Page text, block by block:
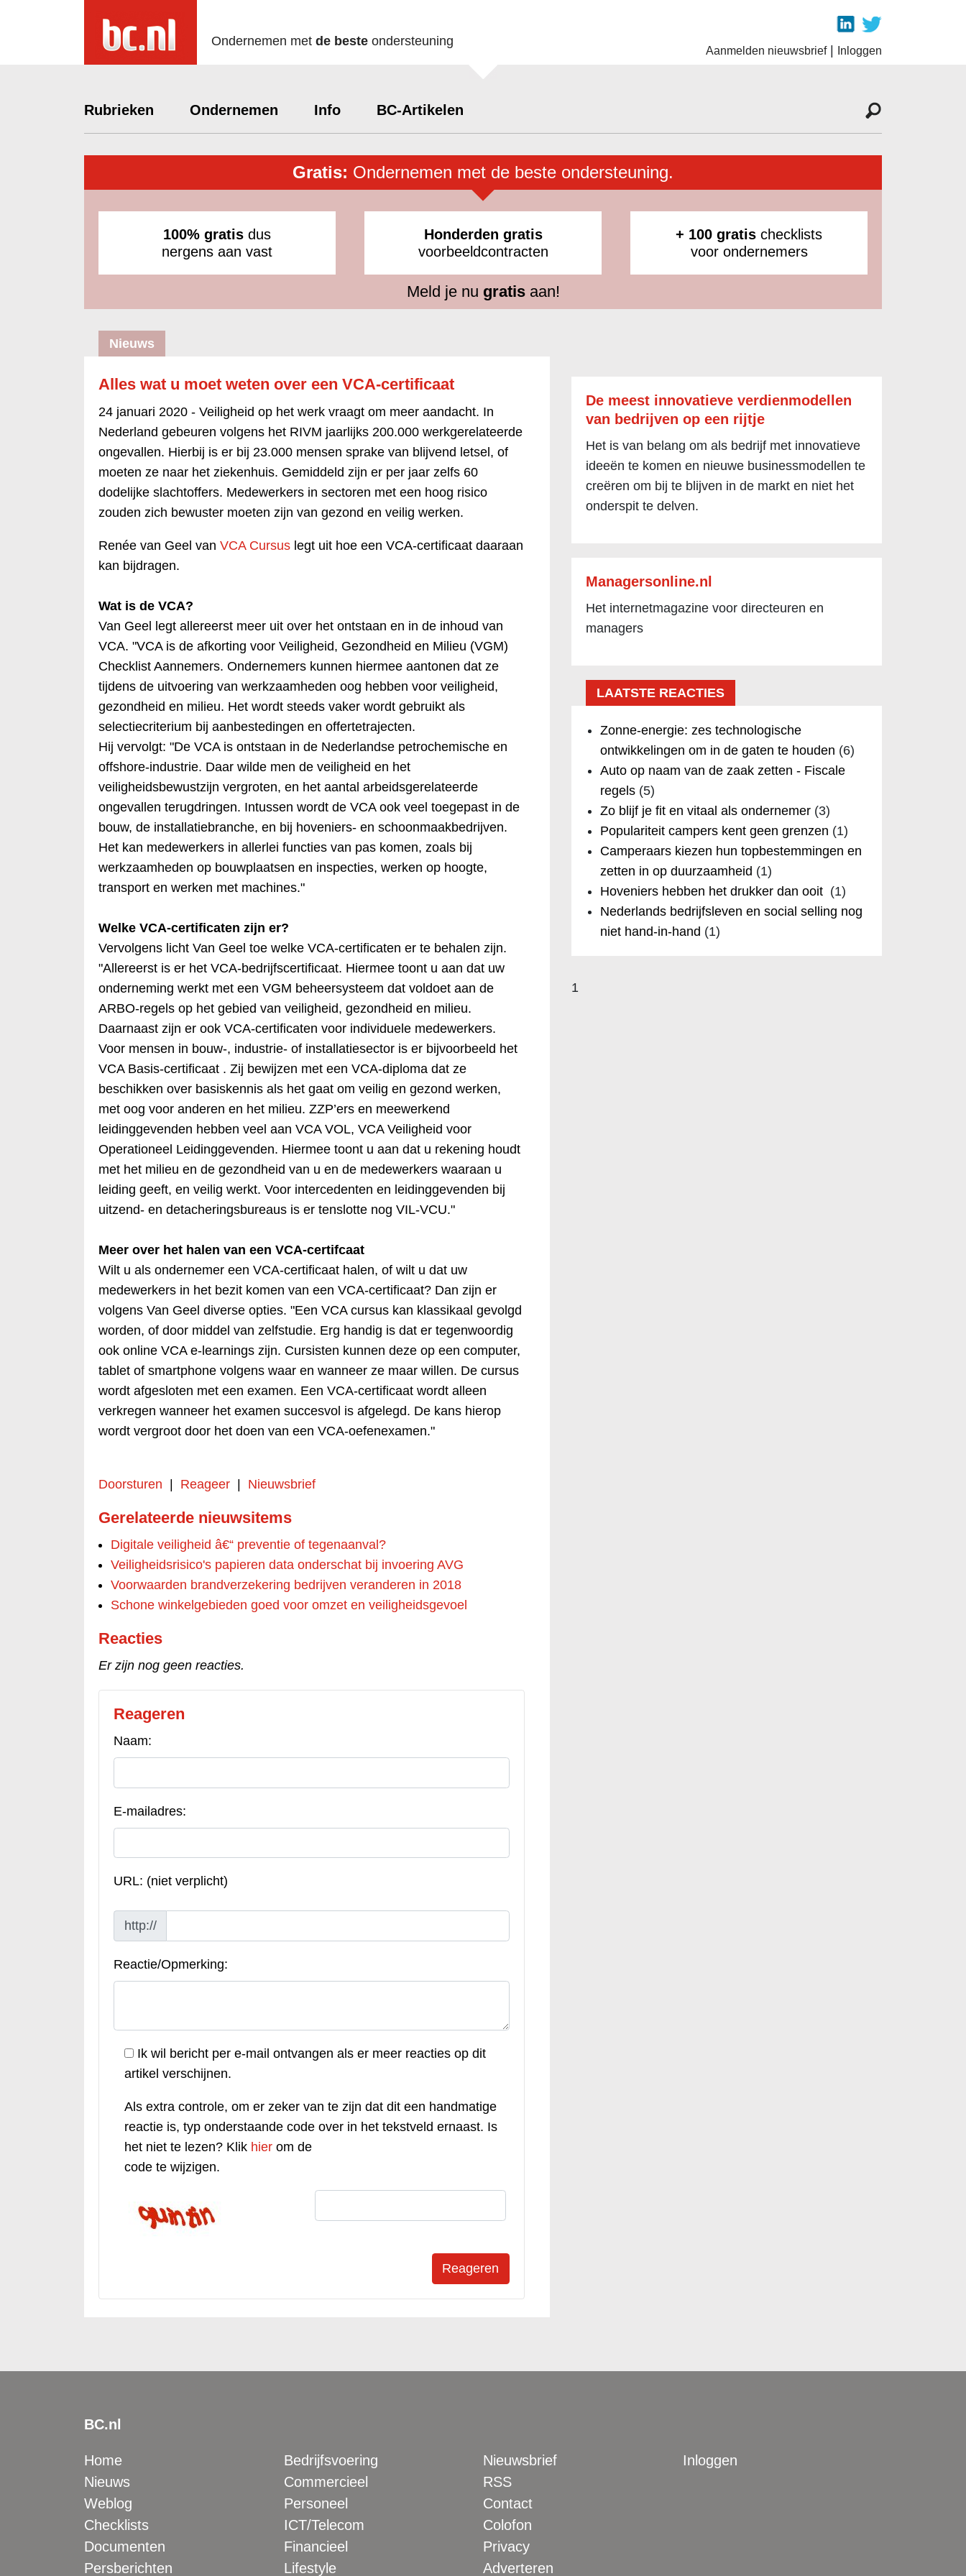
Ondernemen met de beste ondersteuning
Aanmelden nieuwsbrief| Inloggen
Rubrieken Ondernemen Info BC-Artikelen
Gratis: Ondernemen met de beste ondersteuning.
100% gratis dus
nergens aan vast
Honderden gratis
voorbeeldcontracten
+ 100 gratis checklists
voor ondernemers
Meld je nu gratisaan!
Nieuws
Alles wat u moet weten over een VCA-certificaat
24 januari 2020 - Veiligheid op het werk vraagt om meer aandacht. In
Nederland gebeuren volgens het RIVM jaarlijks 200.000 werkgerelateerde
ongevallen. Hierbij is er bij 23.000 mensen sprake van blijvend letsel, of
moeten ze naar het ziekenhuis. Gemiddeld zijn er per jaar zelfs 60
dodelijke slachtoffers. Medewerkers in sectoren met een hoog risico
zouden zich bewuster moeten zijn van gezond en veilig werken.
Renée van Geel van VCA Cursus legt uit hoe een VCA-certificaat daaraan
kan bijdragen.
Wat is de VCA?
Van Geel legt allereerst meer uit over het ontstaan en in de inhoud van
VCA. "VCA is de afkorting voor Veiligheid, Gezondheid en Milieu (VGM)
Checklist Aannemers. Ondernemers kunnen hiermee aantonen dat ze
tijdens de uitvoering van werkzaamheden oog hebben voor veiligheid,
gezondheid en milieu. Het wordt steeds vaker wordt gebruikt als
selectiecriterium bij aanbestedingen en offertetrajecten.
Hij vervolgt: "De VCA is ontstaan in de Nederlandse petrochemische en
offshore-industrie. Daar wilde men de veiligheid en het
veiligheidsbewustzijn vergroten, en het aantal arbeidsgerelateerde
ongevallen terugdringen. Intussen wordt de VCA ook veel toegepast in de
bouw, de installatiebranche, en bij hoveniers- en schoonmaakbedrijven.
Het kan medewerkers in allerlei functies van pas komen, zoals bij
werkzaamheden op bouwplaatsen en inspecties, werken op hoogte,
transport en werken met machines."
Welke VCA-certificaten zijn er?
Vervolgens licht Van Geel toe welke VCA-certificaten er te behalen zijn.
"Allereerst is er het VCA-bedrijfscertificaat. Hiermee toont u aan dat uw
onderneming werkt met een VGM beheersysteem dat voldoet aan de
ARBO-regels op het gebied van veiligheid, gezondheid en milieu.
Daarnaast zijn er ook VCA-certificaten voor individuele medewerkers.
Voor mensen in bouw-, industrie- of installatiesector is er bijvoorbeeld het
VCA Basis-certificaat . Zij bewijzen met een VCA-diploma dat ze
beschikken over basiskennis als het gaat om veilig en gezond werken,
met oog voor anderen en het milieu. ZZP’ers en meewerkend
leidinggevenden hebben veel aan VCA VOL, VCA Veiligheid voor
Operationeel Leidinggevenden. Hiermee toont u aan dat u rekening houdt
met het milieu en de gezondheid van u en de medewerkers waaraan u
leiding geeft, en veilig werkt. Voor intercedenten en leidinggevenden bij
uitzend- en detacheringsbureaus is er tenslotte nog VIL-VCU."
Meer over het halen van een VCA-certifcaat
Wilt u als ondernemer een VCA-certificaat halen, of wilt u dat uw
medewerkers in het bezit komen van een VCA-certificaat? Dan zijn er
volgens Van Geel diverse opties. "Een VCA cursus kan klassikaal gevolgd
worden, of door middel van zelfstudie. Erg handig is dat er tegenwoordig
ook online VCA e-learnings zijn. Cursisten kunnen deze op een computer,
tablet of smartphone volgens waar en wanneer ze maar willen. De cursus
wordt afgesloten met een examen. Een VCA-certificaat wordt alleen
verkregen wanneer het examen succesvol is afgelegd. De kans hierop
wordt vergroot door het doen van een VCA-oefenexamen."
Doorsturen Reageer Nieuwsbrief
Gerelateerde nieuwsitems
Digitale veiligheid â€“ preventie of tegenaanval?
Veiligheidsrisico's papieren data onderschat bij invoering AVG
Voorwaarden brandverzekering bedrijven veranderen in 2018
Schone winkelgebieden goed voor omzet en veiligheidsgevoel
Reacties
Er zijn nog geen reacties.
Reageren
Naam:
E-mailadres:
URL: (niet verplicht)
http://
Reactie/Opmerking:
Ik wil bericht per e-mail ontvangen als er meer reacties op dit
artikel verschijnen.
Als extra controle, om er zeker van te zijn dat dit een handmatige
reactie is, typ onderstaande code over in het tekstveld ernaast. Is
het niet te lezen? Klik hier om de
code te wijzigen.
De meest innovatieve verdienmodellen
van bedrijven op een rijtje
Het is van belang om als bedrijf met innovatieve
ideeën te komen en nieuwe businessmodellen te
creëren om bij te blijven in de markt en niet het
onderspit te delven.
Managersonline.nl
Het internetmagazine voor directeuren en
managers
LAATSTE REACTIES
Zonne-energie: zes technologische
ontwikkelingen om in de gaten te houden (6)
Auto op naam van de zaak zetten - Fiscale
regels(5)
Zo blijf je fit en vitaal als ondernemer(3)
Populariteit campers kent geen grenzen (1)
Camperaars kiezen hun topbestemmingen en
zetten in op duurzaamheid (1)
Hoveniers hebben het drukker dan ooit (1)
Nederlands bedrijfsleven en social selling nog
niet hand-in-hand (1)
1
BC.nl
Home
Nieuws
Weblog
Checklists
Documenten
Persberichten
Bedrijfsvoering
Commercieel
Personeel
ICT/Telecom
Financieel
Lifestyle
Nieuwsbrief
RSS
Contact
Colofon
Privacy
Adverteren
Inloggen